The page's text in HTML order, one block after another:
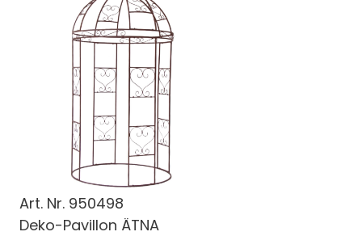
Art. Nr. 950498
Deko-Pavillon ÄTNA